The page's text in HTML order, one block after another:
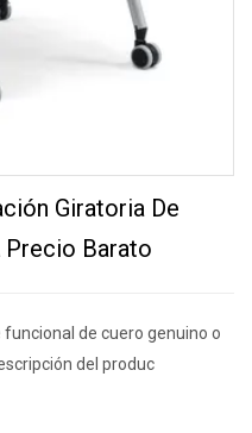
Giratoria De
Precio Barato
de cuero genuino o
del produc